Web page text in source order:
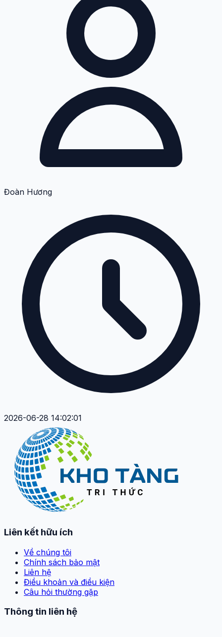
Đoàn Hương
2026-06-28 14:02:01
Liên kết hữu ích
Về chúng tôi
Chính sách bảo mật
Liên hệ
Điều khoản và điều kiện
Câu hỏi thường gặp
Thông tin liên hệ